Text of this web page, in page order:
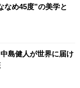
なめ45度”の美学と
島健人が世界に届け